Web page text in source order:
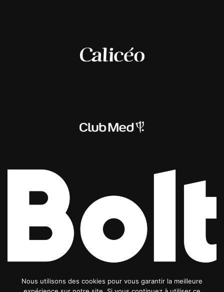
Nous utilisons des cookies pour vous garantir la meilleure